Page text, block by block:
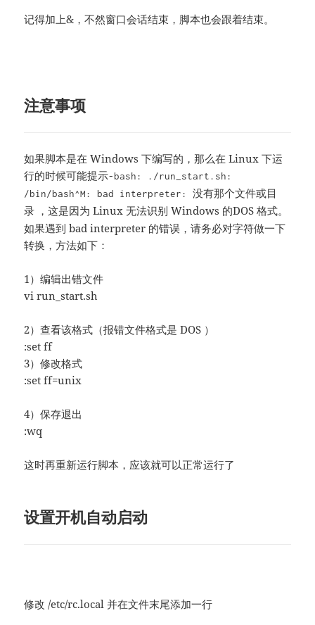
记得加上&，不然窗口会话结束，脚本也会跟着结束。
注意事项
如果脚本是在 Windows 下编写的，那么在 Linux 下运
行的时候可能提示-bash: ./run_start.sh:
/bin/bash^M: bad interpreter: 没有那个文件或目
录
，这是因为 Linux 无法识别 Windows 的DOS 格式。
如果遇到 bad interpreter 的错误，请务必对字符做一下
转换，方法如下：
1）编辑出错文件
vi run_start.sh
2）查看该格式（报错文件格式是 DOS ）
:set ff
3）修改格式
:set ff=unix
4）保存退出
:wq
这时再重新运行脚本，应该就可以正常运行了
设置开机自动启动
修改 /etc/rc.local 并在文件末尾添加一行